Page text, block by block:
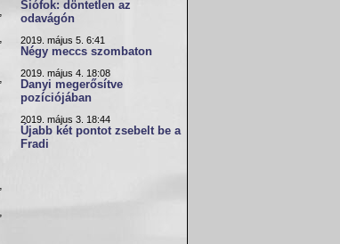
Siófok: döntetlen az
odavágón
2019. május 5. 6:41
Négy meccs szombaton
2019. május 4. 18:08
Danyi megerősítve
pozíciójában
2019. május 3. 18:44
Újabb két pontot zsebelt be a
Fradi